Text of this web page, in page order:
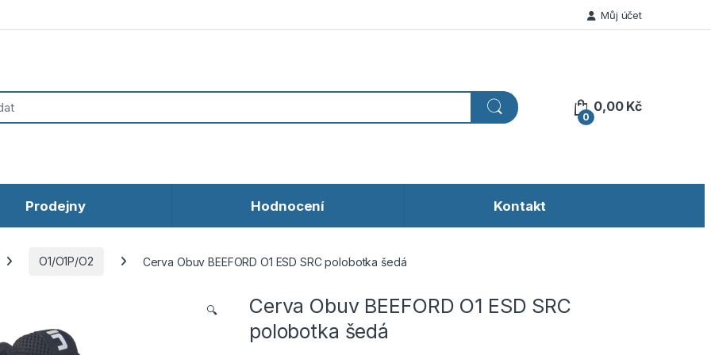
Můj účet
0
0,00 Kč
Prodejny Hodnocení Kontakt
O1/O1P/O2 Cerva Obuv BEEFORD O1 ESD SRC polobotka šedá
🔍
Cerva Obuv BEEFORD O1 ESD SRC
polobotka šedá